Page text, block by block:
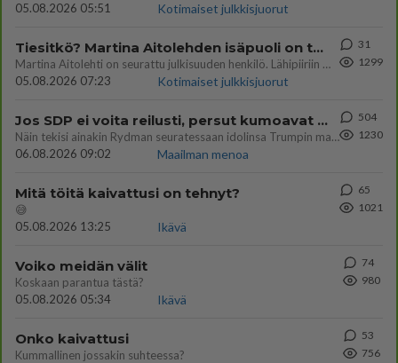
05.08.2026 05:51
Kotimaiset julkkisjuorut
Tiesitkö? Martina Aitolehden isäpuoli on tämä suosittu laulaja
Martina Aitolehti on seurattu julkisuuden henkilö. Lähipiiriin mahtuu muitakin tunnettuja henkilöitä. Tiesitkö, että Ma
05.08.2026 07:23
Kotimaiset julkkisjuorut
31
1299
Jos SDP ei voita reilusti, persut kumoavat demokratian Suomesta
Näin tekisi ainakin Rydman seuratessaan idolinsa Trumpin mallia https://www.is.fi/politiikka/art-2000012187244.html
06.08.2026 09:02
Maailman menoa
504
1230
Mitä töitä kaivattusi on tehnyt?
😅
05.08.2026 13:25
Ikävä
65
1021
Voiko meidän välit
Koskaan parantua tästä?
05.08.2026 05:34
Ikävä
74
980
Onko kaivattusi
Kummallinen jossakin suhteessa?
53
756